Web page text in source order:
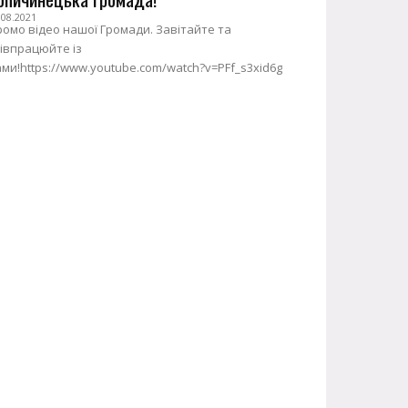
відео нашої Громади. Завітайте та
із
www.youtube.com/watch?v=PFf_s3xid6g